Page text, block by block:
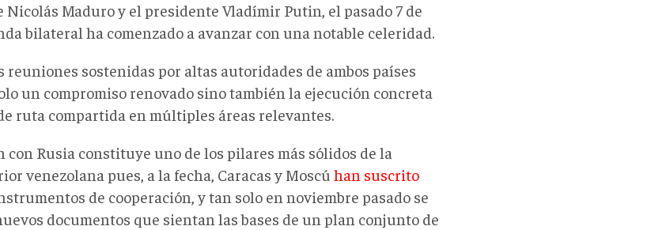
Nicolás Maduro y el presidente Vladímir Putin, el pasado 7 de
bilateral ha comenzado a avanzar con una notable celeridad.
reuniones sostenidas por altas autoridades de ambos países
un compromiso renovado sino también la ejecución concreta
ruta compartida en múltiples áreas relevantes.
con Rusia constituye uno de los pilares más sólidos de la
venezolana pues, a la fecha, Caracas y Moscú han suscrito
de cooperación, y tan solo en noviembre pasado se
documentos que sientan las bases de un plan conjunto de